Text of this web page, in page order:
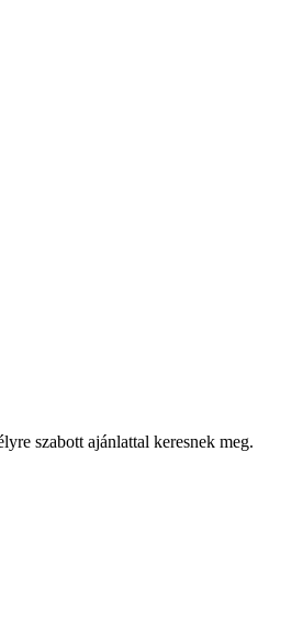
szabott ajánlattal keresnek meg.